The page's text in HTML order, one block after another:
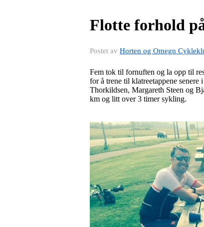
Flotte forhold
Postet av Horten og Omegn
Fem tok til fornuften og la opp til
for å trene til klatreetappene
Thorkildsen, Margareth Steen og
km og litt over 3 timer sykling.